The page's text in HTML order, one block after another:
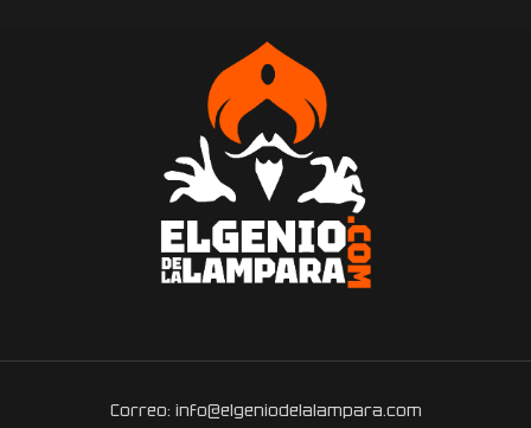
Correo: info@elgeniodelalampara.com